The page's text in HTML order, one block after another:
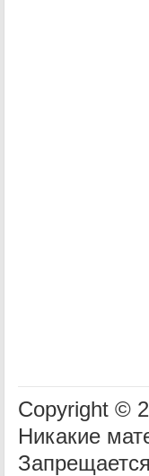
Copyright ©
Никакие